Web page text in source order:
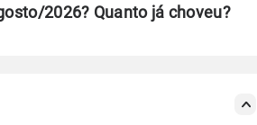
2026? Quanto já choveu?